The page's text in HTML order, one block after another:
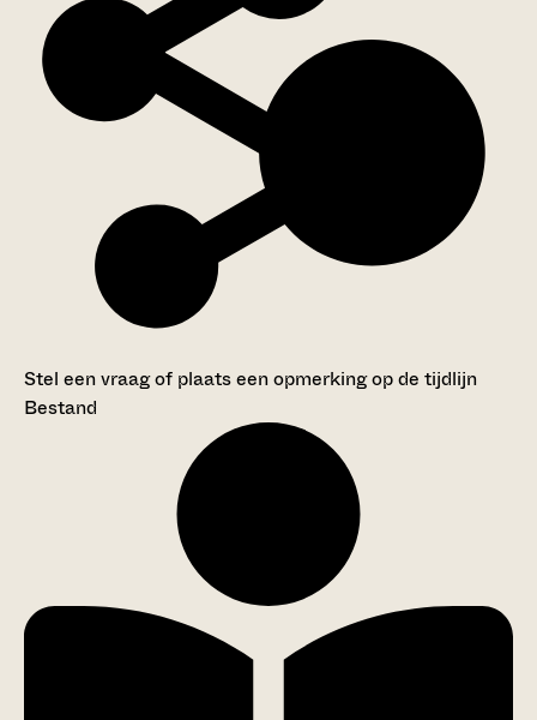
Stel een vraag of plaats een opmerking op de tijdlijn
Bestand